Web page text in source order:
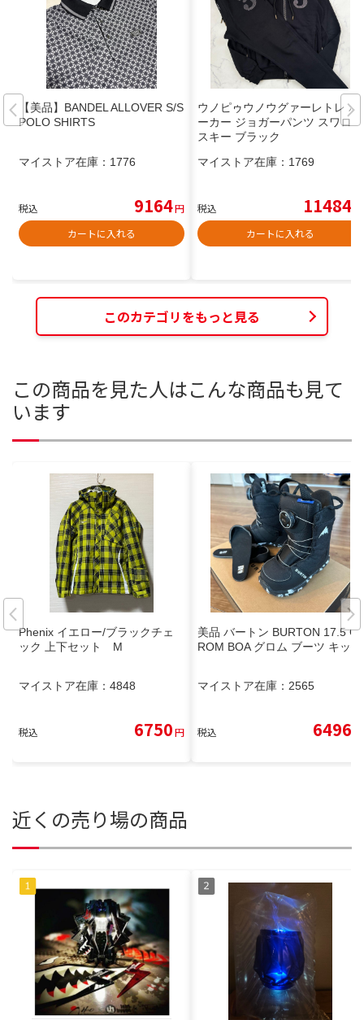
【美品】BANDEL ALLOVER S/S
POLO SHIRTS
マイストア在庫： 1776
税込 9164円
カートに入れる
ウノピゥウノウグァーレトレ パ
ーカー ジョガーパンツ スワロフ
スキー ブラック
マイストア在庫： 1769
税込 11484
カートに入れる
このカテゴリをもっと見る
この商品を見た人はこんな商品も見て
います
Phenix イエロー/ブラックチェ
ック 上下セット M
マイストア在庫： 4848
税込 6750円
美品 バートン BURTON 17.5 G
ROM BOA グロム ブーツ キッズ
マイストア在庫： 2565
税込 6496
近くの売り場の商品